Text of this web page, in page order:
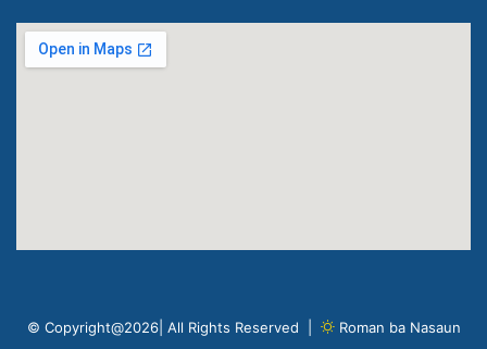
© Copyright@2026| All Rights Reserved | Roman ba Nasaun